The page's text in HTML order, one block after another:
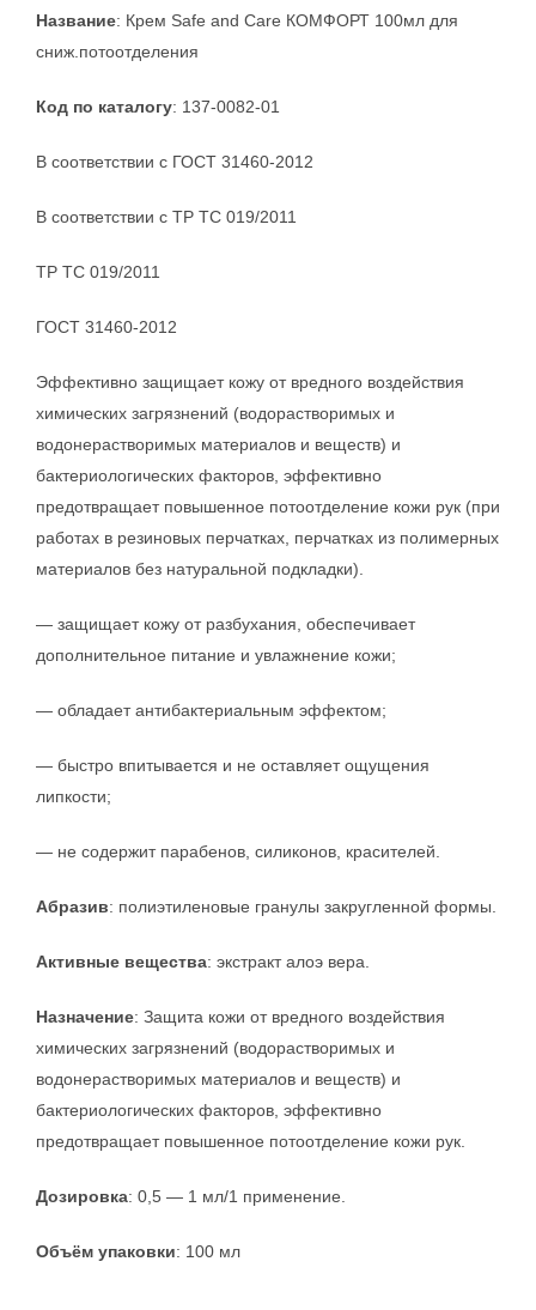
Название: Крем Safe and Care КОМФОРТ 100мл для
сниж.потоотделения
Код по каталогу: 137-0082-01
В соответствии с ГОСТ 31460-2012
В соответствии с ТР ТС 019/2011
ТР ТС 019/2011
ГОСТ 31460-2012
Эффективно защищает кожу от вредного воздействия
химических загрязнений (водорастворимых и
водонерастворимых материалов и веществ) и
бактериологических факторов, эффективно
предотвращает повышенное потоотделение кожи рук (при
работах в резиновых перчатках, перчатках из полимерных
материалов без натуральной подкладки).
— защищает кожу от разбухания, обеспечивает
дополнительное питание и увлажнение кожи;
— обладает антибактериальным эффектом;
— быстро впитывается и не оставляет ощущения
липкости;
— не содержит парабенов, силиконов, красителей.
Абразив: полиэтиленовые гранулы закругленной формы.
Активные вещества: экстракт алоэ вера.
Назначение: Защита кожи от вредного воздействия
химических загрязнений (водорастворимых и
водонерастворимых материалов и веществ) и
бактериологических факторов, эффективно
предотвращает повышенное потоотделение кожи рук.
Дозировка: 0,5 — 1 мл/1 применение.
Объём упаковки: 100 мл